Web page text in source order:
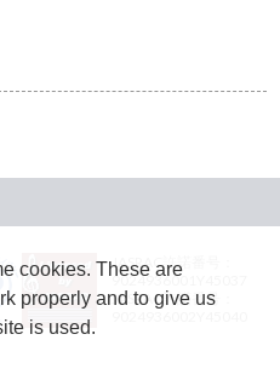
JASRAC許諾番号：
9024936001Y45037
JASRAC許諾番号：
cookies. These are
properly and to give us
is used.